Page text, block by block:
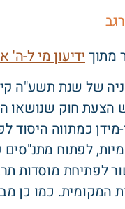
מתוךידיעון מי ל-ה'
של שנת תשע"ה
הצעת חוק שנושאו
מידן כמתווה
לפתוח מתנ"סים
לפתיחת מוסדות
המקומית. כמו כן